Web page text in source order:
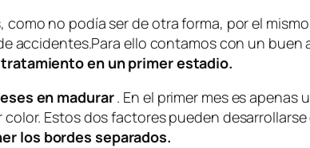
no podía ser de otra forma, por el
accidentes.Para ello contamos con un
en un primer estadio.
en madurar. En el primer mes es
Estos dos factores pueden
los bordes separados.